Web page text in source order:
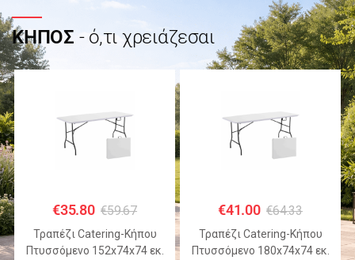
ΚΗΠΟΣ - ό,τι χρειάζεσαι
€35.80 €59.67
Τραπέζι Catering-Κήπου
Πτυσσόμενο 152x74x74 εκ.
€41.00 €64.33
Τραπέζι Catering-Κήπου
Πτυσσόμενο 180x74x74 εκ.